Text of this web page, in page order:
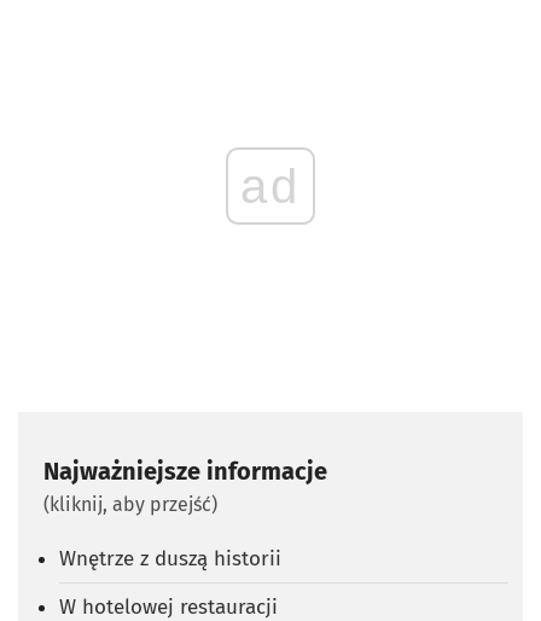
ad
Najważniejsze informacje
(kliknij, aby przejść)
Wnętrze z duszą historii
W hotelowej restauracji